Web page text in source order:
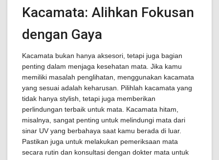
Kacamata: Alihkan Fokusan
dengan Gaya
Kacamata bukan hanya aksesori, tetapi juga bagian
penting dalam menjaga kesehatan mata. Jika kamu
memiliki masalah penglihatan, menggunakan kacamata
yang sesuai adalah keharusan. Pilihlah kacamata yang
tidak hanya stylish, tetapi juga memberikan
perlindungan terbaik untuk mata. Kacamata hitam,
misalnya, sangat penting untuk melindungi mata dari
sinar UV yang berbahaya saat kamu berada di luar.
Pastikan juga untuk melakukan pemeriksaan mata
secara rutin dan konsultasi dengan dokter mata untuk